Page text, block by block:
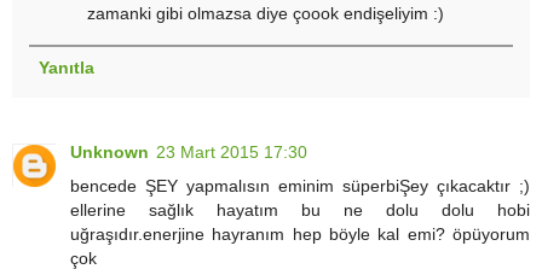
zamanki gibi olmazsa diye çoook endişeliyim :)
Yanıtla
Unknown 23 Mart 2015 17:30
bencede ŞEY yapmalısın eminim süperbiŞey çıkacaktır ;)
ellerine sağlık hayatım bu ne dolu dolu hobi
uğraşıdır.enerjine hayranım hep böyle kal emi? öpüyorum
çok